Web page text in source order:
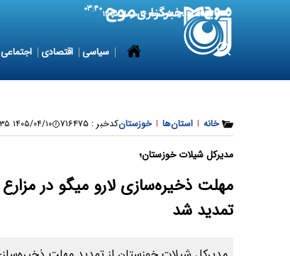
7 August 2026 جمعه ۱۶ مرداد ۱۴۰۵ ۰۳:۴۰
سیاسی اقتصادی اجتماعی
خانه | استان‌ها | خوزستانکدخبر : ۷۱۶۴۷۵ ۱۴۰۵/۰۴/۱۰ ۲۰:۳۹:۳۵
مدیرکل شیلات خوزستان؛
تمدید شد